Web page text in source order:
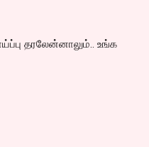
தரலேன்னாலும்.. உங்க